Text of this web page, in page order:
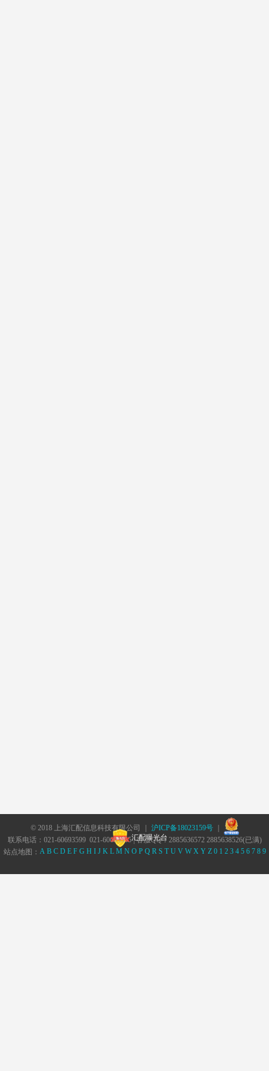
© 2018 上海汇配信息科技有限公司 ｜ 沪ICP备18023159号｜
汇配曝光台
联系电话：021-60693599 021-60693555 | 客服QQ：2885636572 2885638526(已满)
站点地图： A B C D E F G H I J K L M N O P Q R S T U V W X Y Z 0 1 2 3 4 5 6 7 8 9